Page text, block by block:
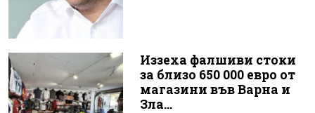
Иззеха фалшиви стоки
за близо 650 000 евро от
магазини във Варна и
Зла...